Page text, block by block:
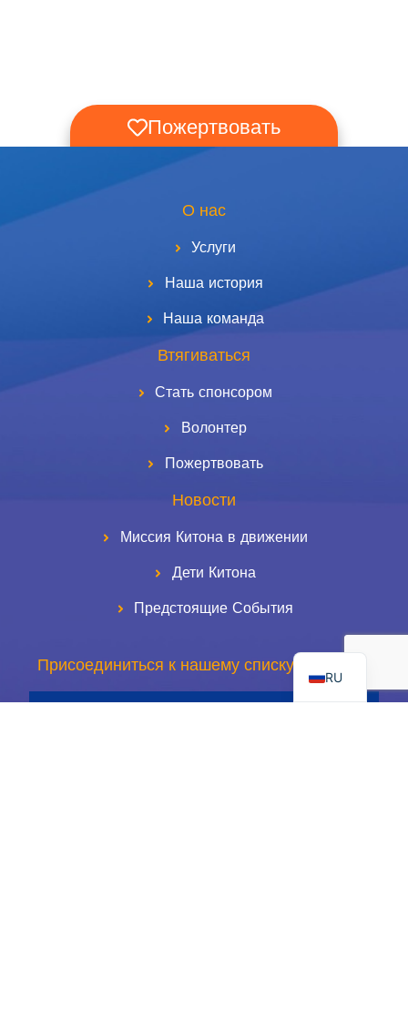
Пожертвовать
О нас
Услуги
Наша история
Наша команда
Втягиваться
Стать спонсором
Волонтер
Пожертвовать
Новости
Миссия Китона в движении
Дети Китона
Предстоящие События
Присоединиться к нашему списку рассылки
RU